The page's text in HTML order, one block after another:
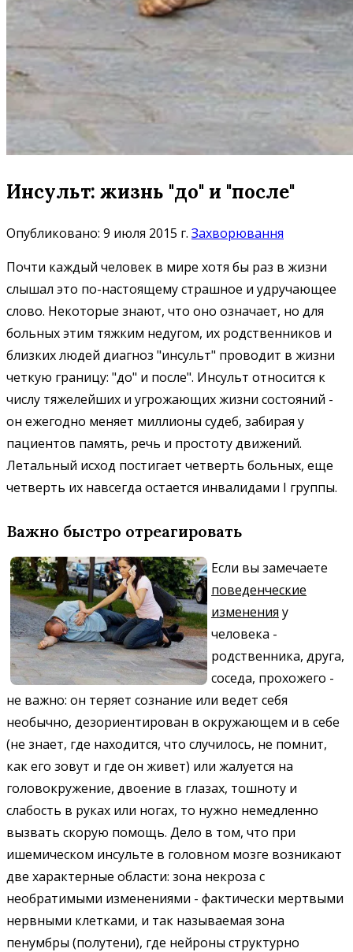
Инсульт: жизнь "до" и "после"
Опубликовано: 9 июля 2015 г. Захворювання
Почти каждый человек в мире хотя бы раз в жизни
слышал это по-настоящему страшное и удручающее
слово. Некоторые знают, что оно означает, но для
больных этим тяжким недугом, их родственников и
близких людей диагноз "инсульт" проводит в жизни
четкую границу: "до" и после". Инсульт относится к
числу тяжелейших и угрожающих жизни состояний -
он ежегодно меняет миллионы судеб, забирая у
пациентов память, речь и простоту движений.
Летальный исход постигает четверть больных, еще
четверть их навсегда остается инвалидами I группы.
Важно быстро отреагировать
Если вы замечаете
поведенческие
изменения у
человека -
родственника, друга,
соседа, прохожего -
не важно: он теряет сознание или ведет себя
необычно, дезориентирован в окружающем и в себе
(не знает, где находится, что случилось, не помнит,
как его зовут и где он живет) или жалуется на
головокружение, двоение в глазах, тошноту и
слабость в руках или ногах, то нужно немедленно
вызвать скорую помощь. Дело в том, что при
ишемическом инсульте в головном мозге возникают
две характерные области: зона некроза с
необратимыми изменениями - фактически мертвыми
нервными клетками, и так называемая зона
пенумбры (полутени), где нейроны структурно